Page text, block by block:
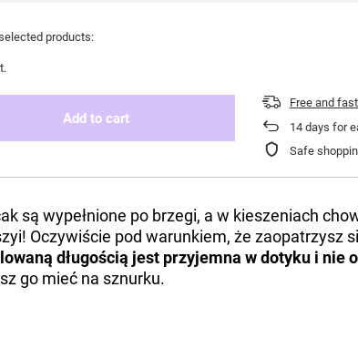
products:
Add to cart
Free and
14days for
Safe
są wypełnione po brzegi, a w kieszeniach
Oczywiście pod warunkiem, że zaopatrzysz
długością jest przyjemna w dotyku i nie
go mieć na sznurku.